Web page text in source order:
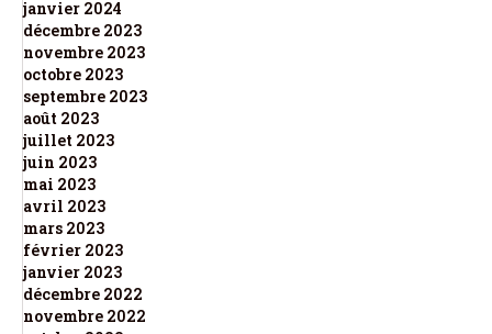
janvier 2024
décembre 2023
novembre 2023
octobre 2023
septembre 2023
août 2023
juillet 2023
juin 2023
mai 2023
avril 2023
mars 2023
février 2023
janvier 2023
décembre 2022
novembre 2022